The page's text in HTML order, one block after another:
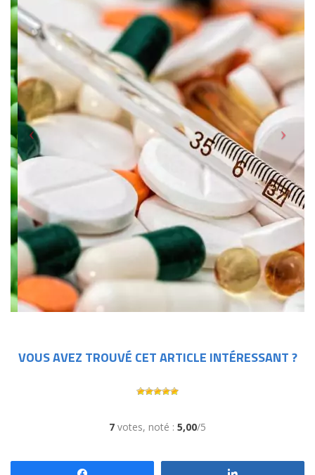
VOUS AVEZ TROUVÉ CET ARTICLE INTÉRESSANT ?
7 votes, noté : 5,00/5